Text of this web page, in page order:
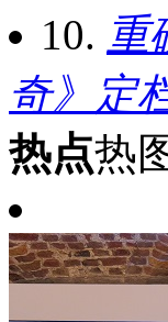
10. 重
奇》定
热点热